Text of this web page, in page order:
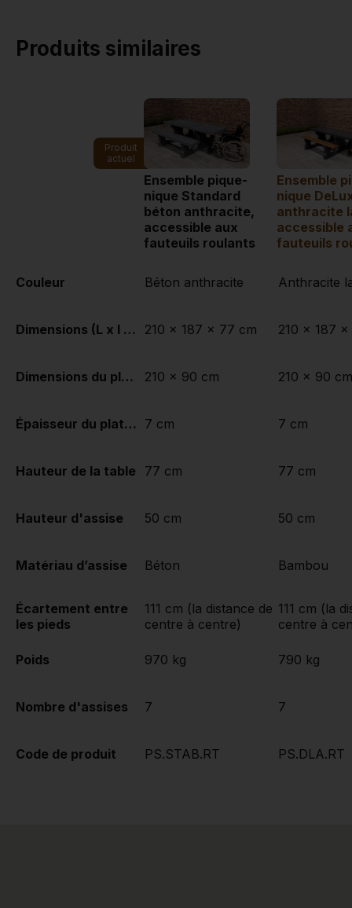
Produits similaires
Produit
actuel
Ensemble pique-
nique Standard
béton anthracite,
accessible aux
fauteuils roulants
Ensemble
nique
anthracite
accessible
fauteuils
Couleur
Dimensions (L x l x h)
Dimensions du plateau de table (L x l)
Épaisseur du plateau de table
Hauteur de la table
Hauteur d'assise
Matériau d’assise
Écartement entre
les pieds
Poids
Nombre d'assises
Code de produit
Béton anthracite
210 x 187 x 77 cm
210 x 90 cm
7 cm
77 cm
50 cm
Béton
111 cm (la distance de
centre à centre)
970 kg
7
PS.STAB.RT
Anthracite
210 x 187
210 x 90 cm
7 cm
77 cm
50 cm
Bambou
111 cm (la
centre à
790 kg
7
PS.DLA.RT